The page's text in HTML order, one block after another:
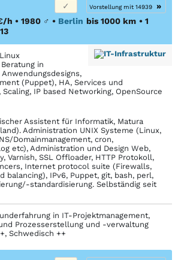
Vorstellung mit 14939
»
h • 1980 ♂ • Berlin bis 1000 km • 1
in
(Puppet), HA, Services und
IP based Networking, OpenSource
Assistent für Informatik, Matura
Administration UNIX Systeme (Linux,
Domainmanagement, cron,
etc), Administration und Design Web,
Varnish, SSL Offloader, HTTP Protokoll,
Internet protocol suite (Firewalls,
balancing), IPv6, Puppet, git, bash, perl,
standardisierung. Selbständig seit
in IT-Projektmanagement,
Prozesserstellung und -verwaltung
Schwedisch ++